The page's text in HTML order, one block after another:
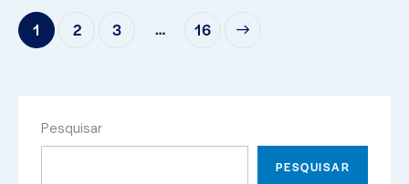
1 2 3 … 16
Pesquisar
PESQUISAR